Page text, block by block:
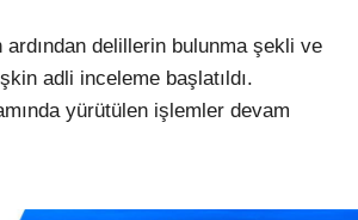
delillerin bulunma şekli ve
adli inceleme başlatıldı.
yürütülen işlemler devam